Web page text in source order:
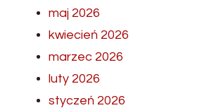
maj 2026
kwiecień 2026
marzec 2026
luty 2026
styczeń 2026